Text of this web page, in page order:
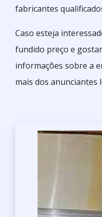
fabricantes
Caso esteja
fundido preço e
informações sobre a
mais dos anunciantes